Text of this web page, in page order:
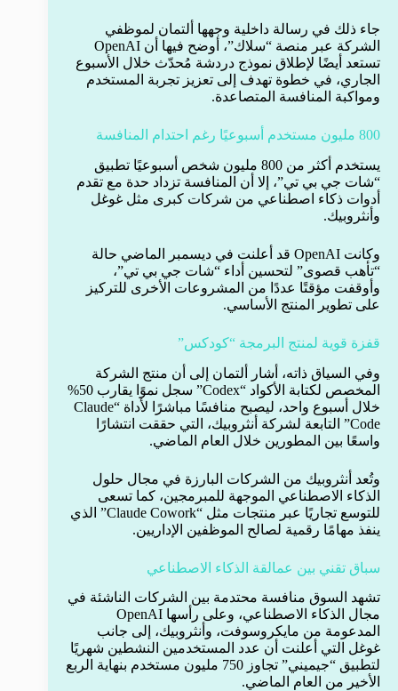
جاء ذلك في رسالة داخلية وجهها ألتمان لموظفي
الشركة عبر منصة “سلاك”، أوضح فيها أن OpenAI
تستعد أيضًا لإطلاق نموذج دردشة مُحدّث خلال الأسبوع
الجاري، في خطوة تهدف إلى تعزيز تجربة المستخدم
ومواكبة المنافسة المتصاعدة.
800 مليون مستخدم أسبوعيًا رغم احتدام المنافسة
يستخدم أكثر من 800 مليون شخص أسبوعيًا تطبيق
“شات جي بي تي”، إلا أن المنافسة تزداد حدة مع تقدم
أدوات ذكاء اصطناعي من شركات كبرى مثل غوغل
وأنثروبيك.
وكانت OpenAI قد أعلنت في ديسمبر الماضي حالة
“تأهب قصوى” لتحسين أداء “شات جي بي تي”،
وأوقفت مؤقتًا عددًا من المشروعات الأخرى للتركيز
على تطوير المنتج الأساسي.
قفزة قوية لمنتج البرمجة “كودكس”
وفي السياق ذاته، أشار ألتمان إلى أن منتج الشركة
المخصص لكتابة الأكواد “Codex” سجل نموًا يقارب 50%
خلال أسبوع واحد، ليصبح منافسًا مباشرًا لأداة “Claude
Code” التابعة لشركة أنثروبيك، التي حققت انتشارًا
واسعًا بين المطورين خلال العام الماضي.
وتُعد أنثروبيك من الشركات البارزة في مجال حلول
الذكاء الاصطناعي الموجهة للمبرمجين، كما تسعى
للتوسع تجاريًا عبر منتجات مثل “Claude Cowork” الذي
ينفذ مهامًا رقمية لصالح الموظفين الإداريين.
سباق تقني بين عمالقة الذكاء الاصطناعي
تشهد السوق منافسة محتدمة بين الشركات الناشئة في
مجال الذكاء الاصطناعي، وعلى رأسها OpenAI
المدعومة من مايكروسوفت، وأنثروبيك، إلى جانب
غوغل التي أعلنت أن عدد المستخدمين النشطين شهريًا
لتطبيق “جيميني” تجاوز 750 مليون مستخدم بنهاية الربع
الأخير من العام الماضي.